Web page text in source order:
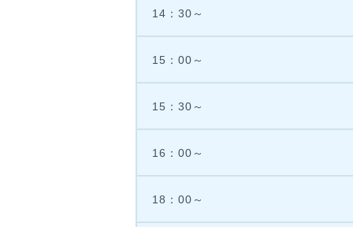
14：30～
15：00～
15：30～
16：00～
18：00～